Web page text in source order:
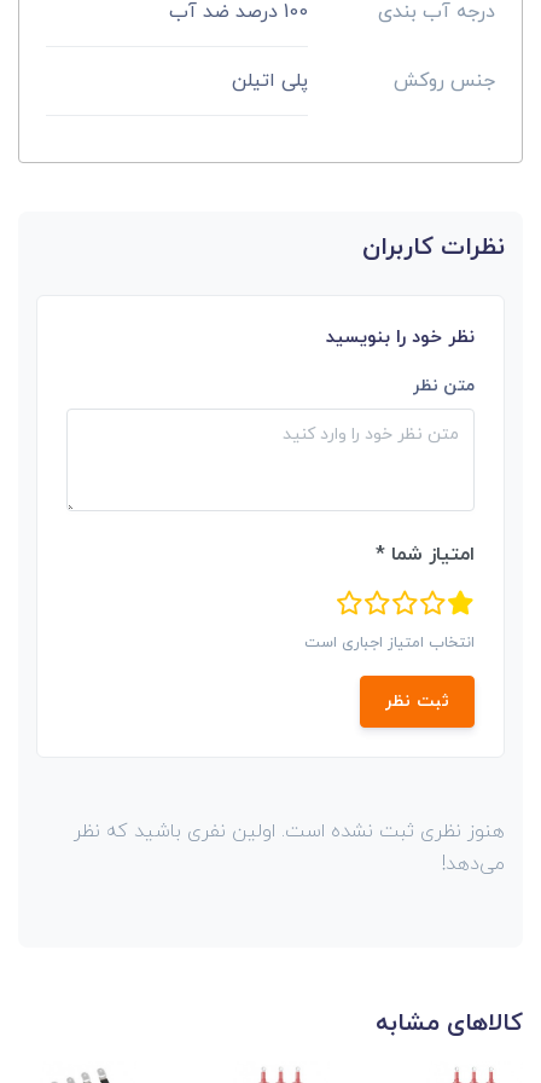
درجه آب بندی 100 درصد ضد آب
جنس روکش پلی اتیلن
نظرات کاربران
نظر خود را بنویسید
متن نظر
امتیاز شما *
انتخاب امتیاز اجباری است
ثبت نظر
هنوز نظری ثبت نشده است. اولین نفری باشید که نظر
می‌دهد!
کالاهای مشابه